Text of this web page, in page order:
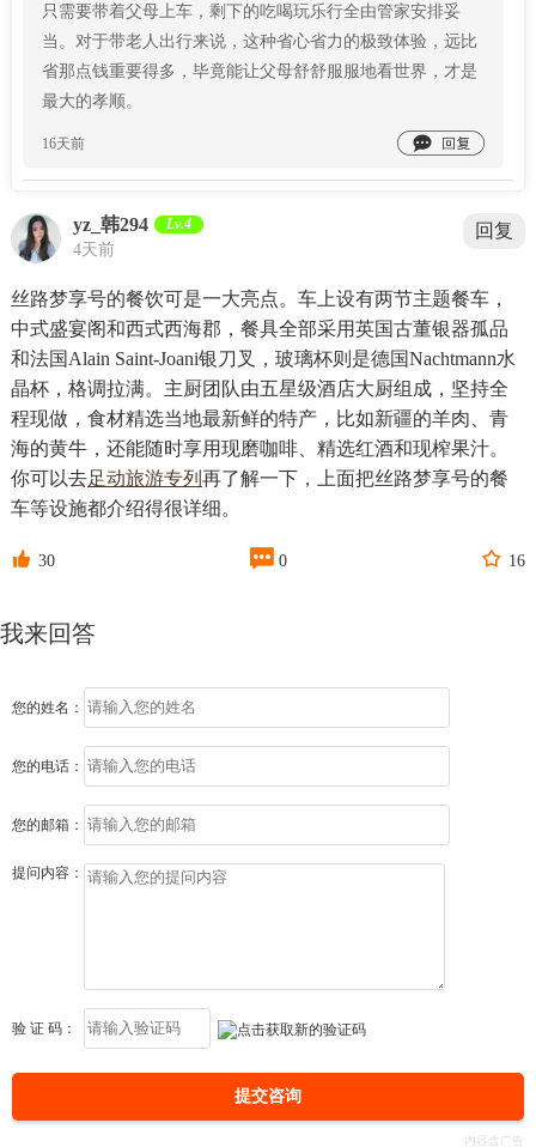
只需要带着父母上车，剩下的吃喝玩乐行全由管家安排妥
当。对于带老人出行来说，这种省心省力的极致体验，远比
省那点钱重要得多，毕竟能让父母舒舒服服地看世界，才是
最大的孝顺。
16天前 
yz_韩294 Lv.4
4天前
回复
丝路梦享号的餐饮可是一大亮点。车上设有两节主题餐车，
中式盛宴阁和西式西海郡，餐具全部采用英国古董银器孤品
和法国Alain Saint-Joani银刀叉，玻璃杯则是德国Nachtmann水
晶杯，格调拉满。主厨团队由五星级酒店大厨组成，坚持全
程现做，食材精选当地最新鲜的特产，比如新疆的羊肉、青
海的黄牛，还能随时享用现磨咖啡、精选红酒和现榨果汁。
你可以去足动旅游专列 再了解一下，上面把丝路梦享号的餐
车等设施都介绍得很详细。
 30  0  16
我来回答
您的姓名：
您的电话：
您的邮箱：
提问内容：
验 证 码：
提交咨询